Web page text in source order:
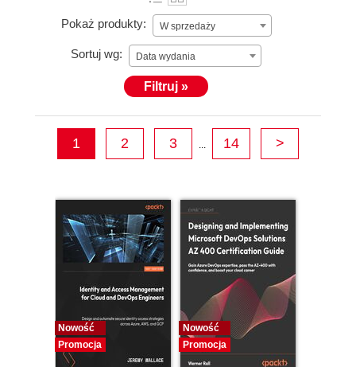
Pokaż produkty: W sprzedaży
Sortuj wg: Data wydania
Filtruj »
1 2 3 ... 14 >
Nowość
Promocja
Nowość
Promocja